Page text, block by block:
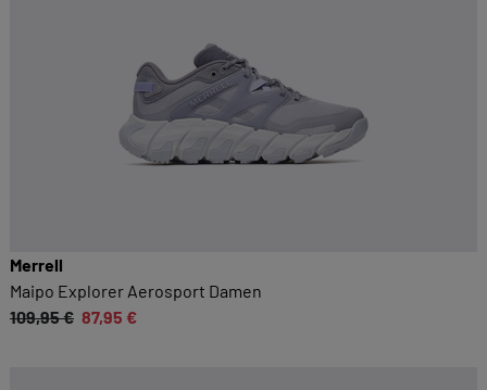
Merrell
Maipo Explorer Aerosport Damen
109,95 € 87,95 €